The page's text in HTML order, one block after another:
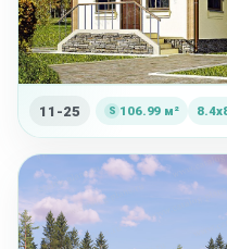
11-25 106.99 м²